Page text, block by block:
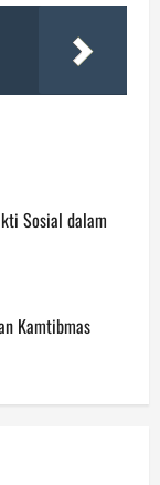
Sosial dalam
Kamtibmas